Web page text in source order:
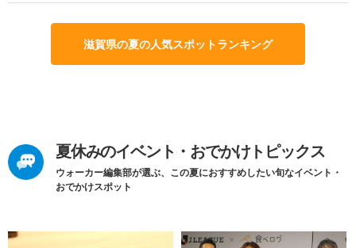
滋賀県の夏の人気スポットランキング
夏休みのイベント・おでかけトピックス
ウォーカー編集部が選ぶ、この夏におすすめしたい旬なイベント・
おでかけスポット